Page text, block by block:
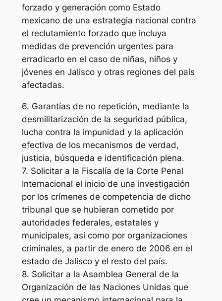
forzado y generación como Estado
mexicano de una estrategia nacional contra
el reclutamiento forzado que incluya
medidas de prevención urgentes para
erradicarlo en el caso de niñas, niños y
jóvenes en Jalisco y otras regiones del país
afectadas.
6. Garantías de no repetición, mediante la
desmilitarización de la seguridad pública,
lucha contra la impunidad y la aplicación
efectiva de los mecanismos de verdad,
justicia, búsqueda e identificación plena.
7. Solicitar a la Fiscalía de la Corte Penal
Internacional el inicio de una investigación
por los crímenes de competencia de dicho
tribunal que se hubieran cometido por
autoridades federales, estatales y
municipales, así como por organizaciones
criminales, a partir de enero de 2006 en el
estado de Jalisco y el resto del país.
8. Solicitar a la Asamblea General de la
Organización de las Naciones Unidas que